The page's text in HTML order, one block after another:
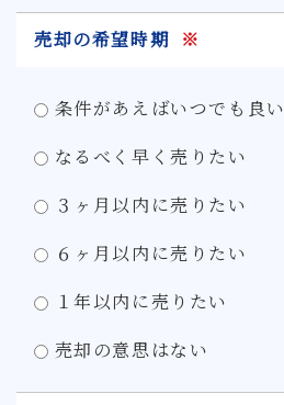
売却の希望時期 ※
条件があえばいつでも良い
なるべく早く売りたい
３ヶ月以内に売りたい
６ヶ月以内に売りたい
１年以内に売りたい
売却の意思はない